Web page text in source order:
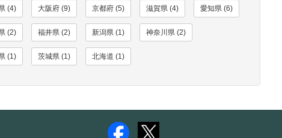
(4) 大阪府 (9) 京都府 (5) 滋賀県 (4) 愛知県 (6)
(2) 福井県 (2) 新潟県 (1) 神奈川県 (2)
(1) 茨城県 (1) 北海道 (1)